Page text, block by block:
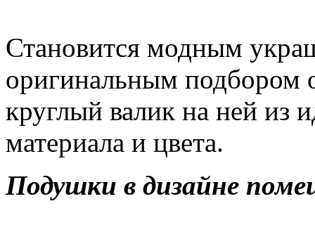
Становится модным
оригинальным подбором
круглый валик на ней из
материала и цвета.
Подушки в дизайне